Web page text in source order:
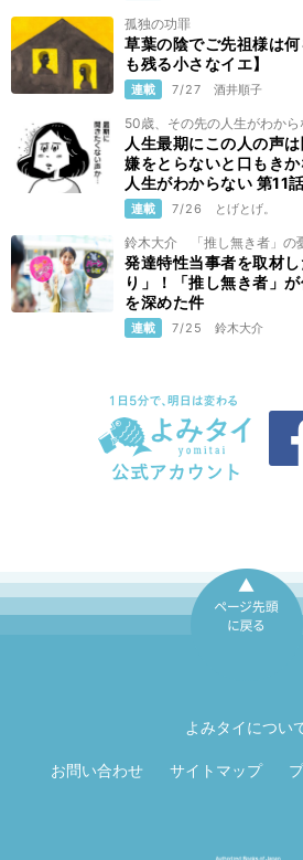
孤独の功罪
草葉の陰でご先祖様は
も残る小さなイエ】
連載 7/27 酒井順子
50歳、その先の人生がわから
人生最期にこの人の声
嫌をとらないと口もき
人生がわからない 第11話
連載 7/26 とげとげ。
鈴木大介 「推し無き者」の
発達特性当事者を取材
り」！「推し無き者」
を深めた件
連載 7/25 鈴木大介
よみタイについ
お問い合わせ サイトマップ